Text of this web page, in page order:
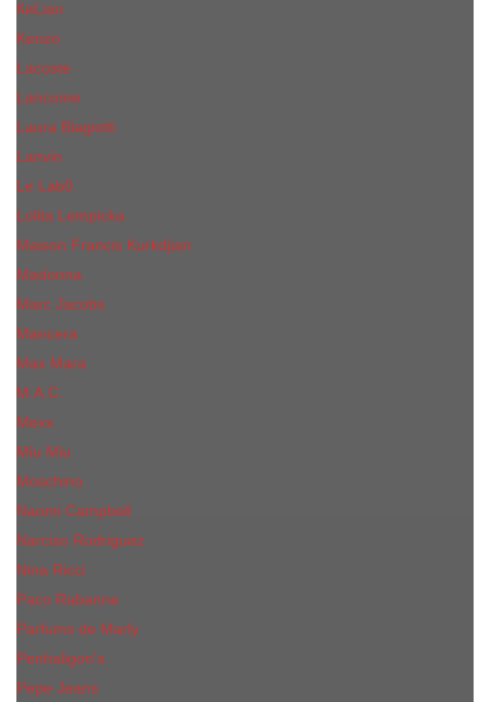
КиLian
Kenzo
Lacoste
Lancome
Laura Biagiotti
Lanvin
Lе Lab0
Lolita Lempicka
Maison Francis Kurkdjian
Madonna
Marc Jacobs
Mancera
Max Mara
M.А.C.
Mexx
Miu Miu
Mоsсhino
Naomi Campbell
Narciso Rodriguez
Nina Ricci
Paco Rabanne
Parfums de Marly
Penhaligon's
Pepe Jeans